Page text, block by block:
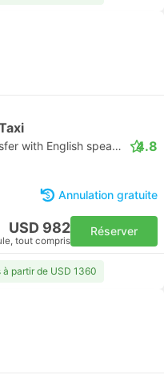
Daytrip private transfer with English speaking driver 4.8
Annulation gratuite
USD 982
tout compris
Réserver
partir de USD 1360